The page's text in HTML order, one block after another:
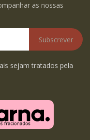
as nossas
Subscrever
sejam tratados pela